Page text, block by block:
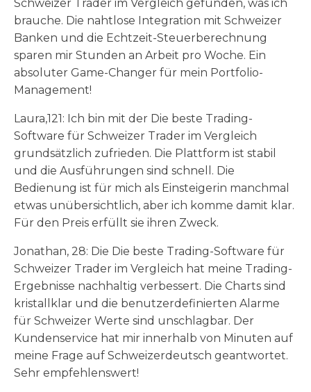
Schweizer Trader im Vergleich gefunden, was ich
brauche. Die nahtlose Integration mit Schweizer
Banken und die Echtzeit-Steuerberechnung
sparen mir Stunden an Arbeit pro Woche. Ein
absoluter Game-Changer für mein Portfolio-
Management!
Laura,121: Ich bin mit der Die beste Trading-
Software für Schweizer Trader im Vergleich
grundsätzlich zufrieden. Die Plattform ist stabil
und die Ausführungen sind schnell. Die
Bedienung ist für mich als Einsteigerin manchmal
etwas unübersichtlich, aber ich komme damit klar.
Für den Preis erfüllt sie ihren Zweck.
Jonathan, 28: Die Die beste Trading-Software für
Schweizer Trader im Vergleich hat meine Trading-
Ergebnisse nachhaltig verbessert. Die Charts sind
kristallklar und die benutzerdefinierten Alarme
für Schweizer Werte sind unschlagbar. Der
Kundenservice hat mir innerhalb von Minuten auf
meine Frage auf Schweizerdeutsch geantwortet.
Sehr empfehlenswert!